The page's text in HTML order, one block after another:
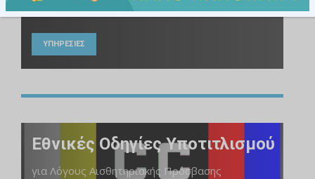
Άτομα με αναπηρίες και χρόνιες παθήσεις
ΥΠΗΡΕΣΙΕΣ
Εθνικές Οδηγίες Υποτιτλισμού
για Λόγους Αισθητηριακής Πρόσβασης